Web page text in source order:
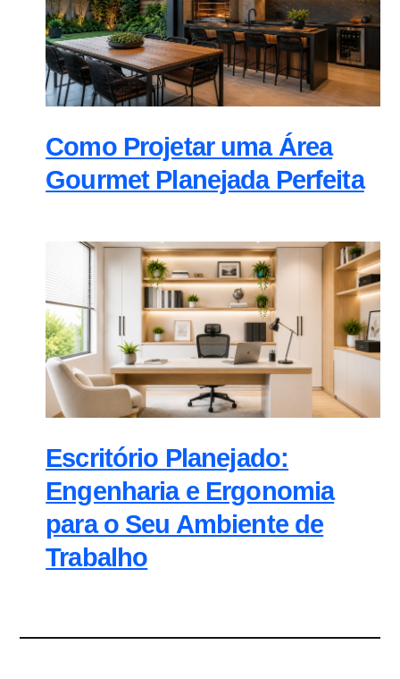
Como Projetar uma Área
Gourmet Planejada Perfeita
Escritório Planejado:
Engenharia e Ergonomia
para o Seu Ambiente de
Trabalho